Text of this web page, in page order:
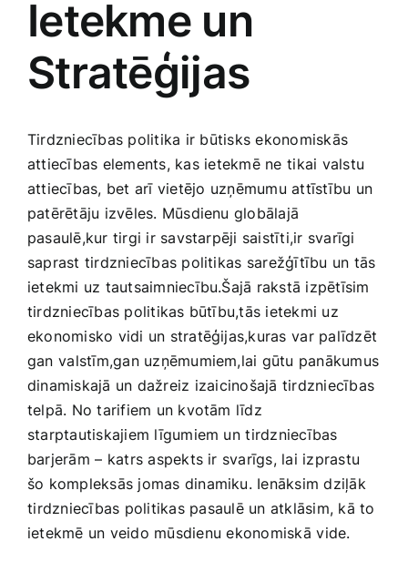
Medicīnas preces
Mobilie telefoni, planšetdatori
Pārtikas preces
Preces birojam
Preces pieaugušajiem
Rotaļlietas, bērnu preces
Smaržas, kosmētika
Sports, tūrisms un atpūta
Ietekme un
Stratēģijas
Tirdzniecības politika ⁤ir​ būtisks ekonomiskās
attiecības‍ elements, kas⁤ ietekmē ne ⁣tikai valstu
attiecības, bet arī vietējo⁤ uzņēmumu attīstību un
patērētāju izvēles. Mūsdienu globālajā
pasaulē,kur tirgi ir savstarpēji saistīti,ir‌ svarīgi
saprast tirdzniecības politikas ⁣sarežģītību ⁣un ‍tās
ietekmi ​uz ‍tautsaimniecību.Šajā rakstā izpētīsim
tirdzniecības politikas būtību,tās ietekmi uz
ekonomisko vidi un stratēģijas,kuras⁣ var palīdzēt
gan⁢ valstīm,gan ‍uzņēmumiem,lai gūtu panākumus
dinamiskajā un dažreiz ⁤izaicinošajā tirdzniecības
telpā. No tarifiem un kvotām līdz
starptautiskajiem līgumiem ‍un⁣ tirdzniecības
‌barjerām – ⁣katrs aspekts ir svarīgs, ‍lai izprastu
šo kompleksās jomas dinamiku. Ienāksim dziļāk
⁤tirdzniecības​ politikas ⁤pasaulē un atklāsim,‍ kā to⁤
ietekmē un veido mūsdienu⁢ ekonomiskā⁢ vide.